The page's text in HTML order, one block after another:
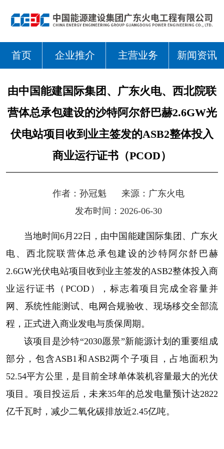
首页 企业推介 主营业务 新闻资讯
由中国能建国际集团、广东火电、西北院联
营体总承包建设的沙特阿尔舒巴赫2.6GW光
伏电站项目收到业主签发的ASB2整体投入
商业运行证书（PCOD）
作者： 孙冠魁 来源： 广东火电
发布时间：2026-06-30
当地时间6月22日，由中国能建国际集团、广东火
电、西北院联营体总承包建设的沙特阿尔舒巴赫
2.6GW光伏电站项目收到业主签发的ASB2整体投入商
业运行证书（PCOD），标志着项目完成全容量并
网、系统性能测试、电网合规验收、现场移交全部流
程，正式进入商业发电与质保周期。
该项目是沙特“2030愿景”新能源计划的重要组成
部分，包含ASB1和ASB2两个子项目，占地面积为
52.54平方公里，是目前全球单体装机容量最大的光伏
项目。项目投运后，未来35年的总发电量预计达2822
亿千瓦时，减少二氧化碳排放近2.45亿吨。